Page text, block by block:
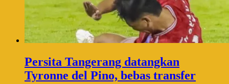
Persita Tangerang datangkan
Tyronne del Pino, bebas transfer